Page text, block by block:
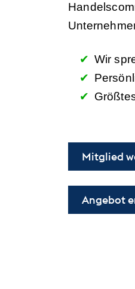
Wir
Mitglied
Angebot